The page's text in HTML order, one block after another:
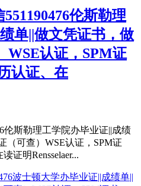
伦斯勒理
单||做文凭证书，做
WSE认证，SPM证
认证、在
伦斯勒理工学院办毕业证||成绩
（可查）WSE认证，SPM证
证明Rensselaer...